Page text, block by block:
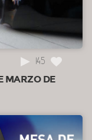
145
MARZO DE